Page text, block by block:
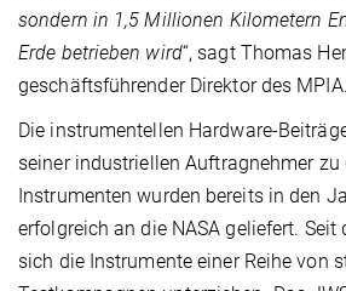
sondern in 1,5 Millionen Kilometern
Erde betrieben wird“, sagt Thomas
geschäftsführender Direktor des MPIA.
Die instrumentellen Hardware-
seiner industriellen Auftragnehmer zu
Instrumenten wurden bereits in den
erfolgreich an die NASA geliefert.
sich die Instrumente einer Reihe von